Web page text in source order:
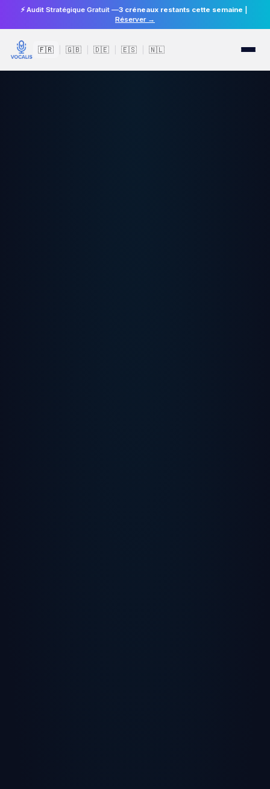
⚡ Audit Stratégique Gratuit —3 créneaux restants cette semaine
Réserver →
🇫🇷 🇬🇧 🇩🇪 🇪🇸 🇳🇱